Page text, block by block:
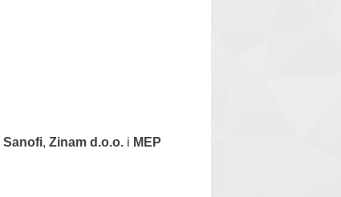
Sanofi, Zinam d.o.o. i MEP